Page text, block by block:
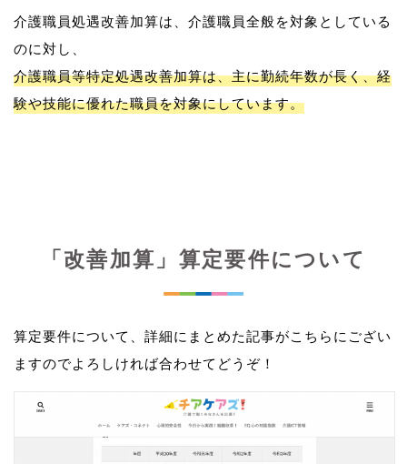
介護職員処遇改善加算は、介護職員全般を対象としている
介護職員等特定処遇改善加算は、主に勤続年数が長く、経
験や技能に優れた職員を対象にしています。
「改善加算」算定要件について
算定要件について、詳細にまとめた記事がこちらにござい
ますのでよろしければ合わせてどうぞ！